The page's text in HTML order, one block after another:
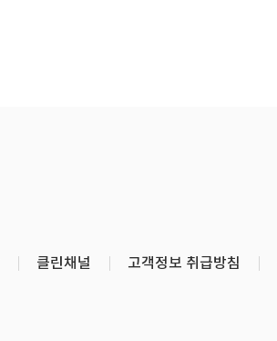
클린채널 고객정보 취급방침